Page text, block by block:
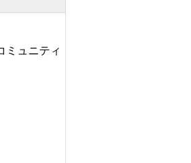
ミュニティ